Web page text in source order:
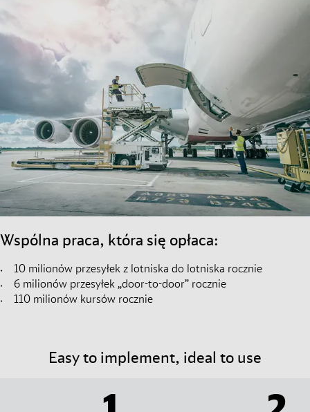
Wspólna praca, która się opłaca:
10 milionów przesyłek z lotniska do lotniska rocznie
6 milionów przesyłek „door-to-door” rocznie
110 milionów kursów rocznie
Easy to implement, ideal to use